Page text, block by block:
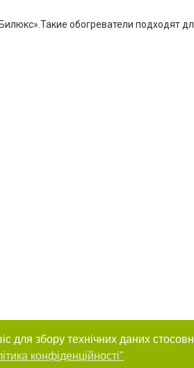
обогреватели подходят
збору технічних даних
конфіденційності"